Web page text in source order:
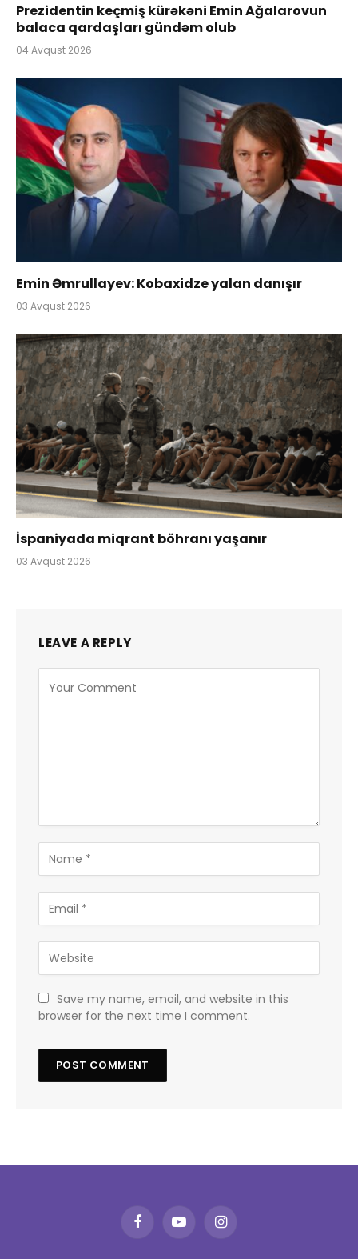
Prezidentin keçmiş kürəkəni Emin Ağalarovun
balaca qardaşları gündəm olub
04 Avqust 2026
Emin Əmrullayev: Kobaxidze yalan danışır
03 Avqust 2026
İspaniyada miqrant böhranı yaşanır
03 Avqust 2026
LEAVE A REPLY
Save my name, email, and website in this
browser for the next time I comment.
FacebookYouTubeInstagram